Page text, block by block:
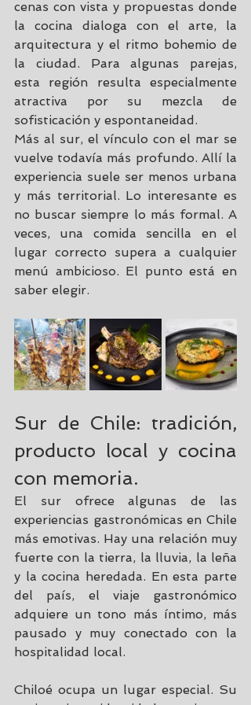
cenas con vista y propuestas donde
la cocina dialoga con el arte, la
arquitectura y el ritmo bohemio de
la ciudad. Para algunas parejas,
esta región resulta especialmente
atractiva por su mezcla de
sofisticación y espontaneidad.
Más al sur, el vínculo con el mar se
vuelve todavía más profundo. Allí la
experiencia suele ser menos urbana
y más territorial. Lo interesante es
no buscar siempre lo más formal. A
veces, una comida sencilla en el
lugar correcto supera a cualquier
menú ambicioso. El punto está en
saber elegir.
Sur de Chile: tradición,
producto local y cocina
con memoria.
El sur ofrece algunas de las
experiencias gastronómicas en Chile
más emotivas. Hay una relación muy
fuerte con la tierra, la lluvia, la leña
y la cocina heredada. En esta parte
del país, el viaje gastronómico
adquiere un tono más íntimo, más
pausado y muy conectado con la
hospitalidad local.
Chiloé ocupa un lugar especial. Su